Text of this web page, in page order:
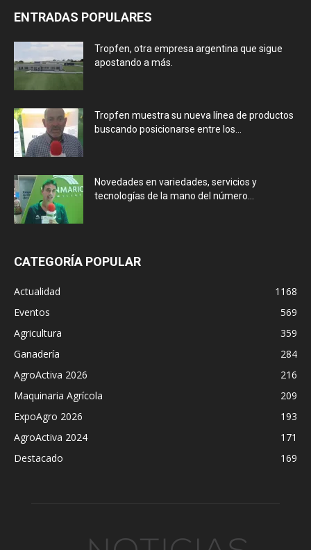
ENTRADAS POPULARES
Tropfen, otra empresa argentina que sigue
apostando a más.
Tropfen muestra su nueva línea de productos
buscando posicionarse entre los...
Novedades en variedades, servicios y
tecnologías de la mano del número...
CATEGORÍA POPULAR
Actualidad
1168
Eventos
569
Agricultura
359
Ganadería
284
AgroActiva 2026
216
Maquinaria Agrícola
209
ExpoAgro 2026
193
AgroActiva 2024
171
Destacado
169